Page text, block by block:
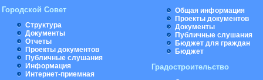
Городской Совет
Структура
Документы
Отчеты
Проекты документов
Публичные слушания
Информация
Интернет-приемная
Общая информация
Проекты документов
Документы
Публичные слушания
Бюджет для граждан
Бюджет
Градостроительство